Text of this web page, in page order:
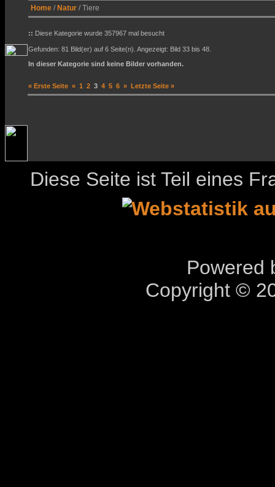
Home / Natur / Tiere
:: Diese Kategorie wurde 357967 mal besucht
Gefunden: 81 Bild(er) auf 6 Seite(n). Angezeigt: Bild 33 bis 48.
In dieser Kategorie sind keine Bilder vorhanden.
« Erste Seite « 1 2 3 4 5 6 » Letzte Seite »
Diese Seite ist Teil eines
Powered
Copyright ©